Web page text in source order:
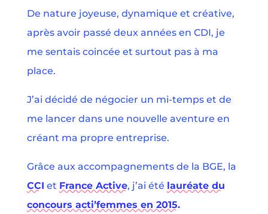
De nature joyeuse, dynamique et créative,
après avoir passé deux années en CDI, je
me sentais coincée et surtout pas à ma
place.
J’ai décidé de négocier un mi-temps et de
me lancer dans une nouvelle aventure en
créant ma propre entreprise.
Grâce aux accompagnements de la BGE, la
CCI et France Active, j’ai été lauréate du
concours acti’femmes en 2015.